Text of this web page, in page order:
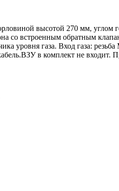
высотой 270 мм, углом
со встроенным обратным
уровня газа. Вход газа:
в комплект не входит.